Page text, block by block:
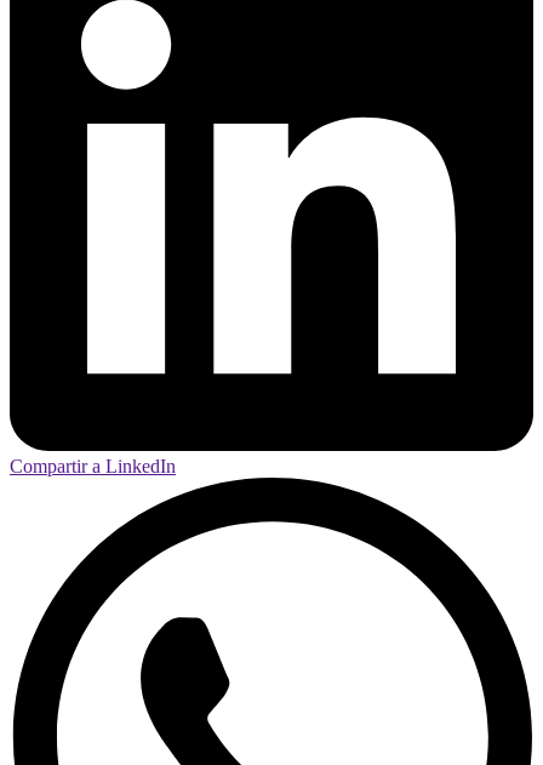
Compartir a LinkedIn